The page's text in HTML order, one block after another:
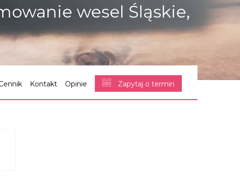
wesel Śląskie,
Kontakt Opinie Zapytaj o termin